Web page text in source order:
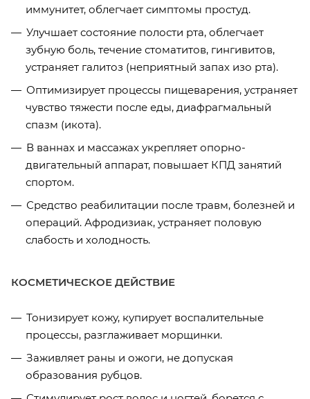
иммунитет, облегчает симптомы простуд.
Улучшает состояние полости рта, облегчает
зубную боль, течение стоматитов, гингивитов,
устраняет галитоз (неприятный запах изо рта).
Оптимизирует процессы пищеварения, устраняет
чувство тяжести после еды, диафрагмальный
спазм (икота).
В ваннах и массажах укрепляет опорно-
двигательный аппарат, повышает КПД занятий
спортом.
Средство реабилитации после травм, болезней и
операций. Афродизиак, устраняет половую
слабость и холодность.
КОСМЕТИЧЕСКОЕ ДЕЙСТВИЕ
Тонизирует кожу, купирует воспалительные
процессы, разглаживает морщинки.
Заживляет раны и ожоги, не допуская
образования рубцов.